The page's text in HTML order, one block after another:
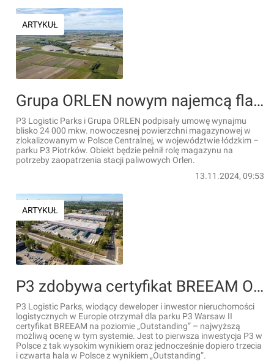
ARTYKUŁ
Grupa ORLEN nowym najemcą flagowego projektu P3 Logistic Parks
P3 Logistic Parks i Grupa ORLEN podpisały umowę wynajmu
blisko 24 000 mkw. nowoczesnej powierzchni magazynowej w
zlokalizowanym w Polsce Centralnej, w województwie łódzkim –
parku P3 Piotrków. Obiekt będzie pełnił rolę magazynu na
potrzeby zaopatrzenia stacji paliwowych Orlen.
13.11.2024, 09:53
ARTYKUŁ
P3 zdobywa certyfikat BREEAM Outstanding dla parku P3 Warsaw II
P3 Logistic Parks, wiodący deweloper i inwestor nieruchomości
logistycznych w Europie otrzymał dla parku P3 Warsaw II
certyfikat BREEAM na poziomie „Outstanding” – najwyższą
możliwą ocenę w tym systemie. Jest to pierwsza inwestycja P3 w
Polsce z tak wysokim wynikiem oraz jednocześnie dopiero trzecia
i czwarta hala w Polsce z wynikiem „Outstanding”.